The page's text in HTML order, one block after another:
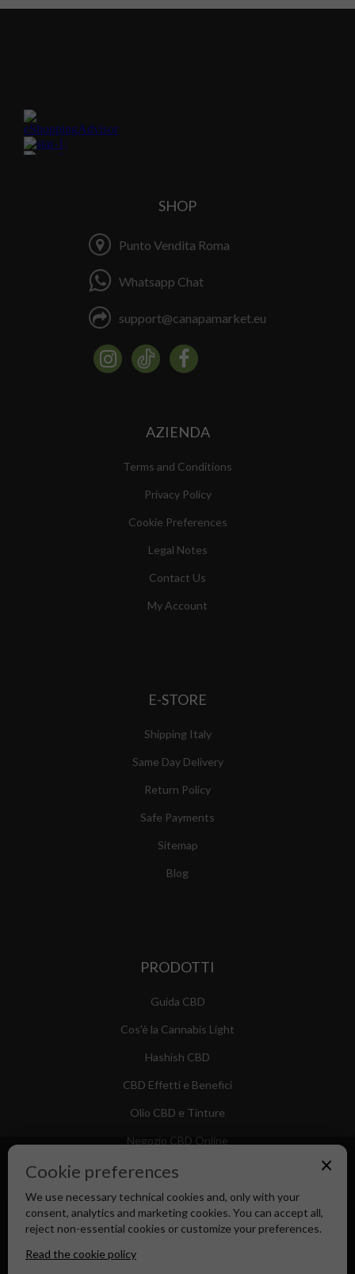
SHOP
Punto Vendita Roma
Whatsapp Chat
support@canapamarket.eu
AZIENDA
Terms and Conditions
Privacy Policy
Cookie Preferences
Legal Notes
Contact Us
My Account
E-STORE
Shipping Italy
Same Day Delivery
Return Policy
Safe Payments
Sitemap
Blog
PRODOTTI
Guida CBD
Cos'è la Cannabis Light
Hashish CBD
CBD Effetti e Benefici
Olio CBD e Tinture
Negozio CBD Online
×
Cookie preferences
We use necessary technical cookies and, only with your
consent, analytics and marketing cookies. You can accept all,
reject non-essential cookies or customize your preferences.
Read the cookie policy
Canapa Market - Il tuo Shop di Fiducia dal 2018